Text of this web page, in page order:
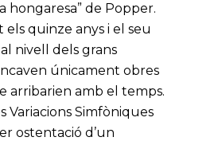
hongaresa” de Popper.
els quinze anys i el seu
nivell dels grans
únicament obres
arribarien amb el temps.
Variacions Simfòniques
ostentació d’un